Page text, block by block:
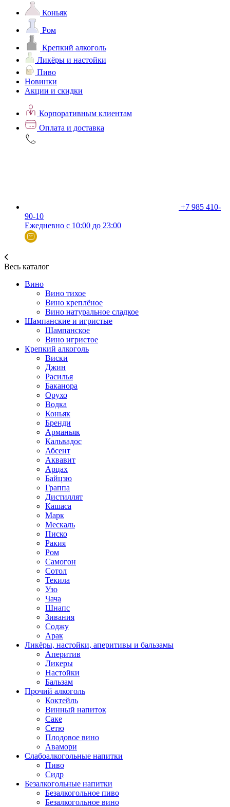
Коньяк
Ром
Крепкий алкоголь
Ликёры и настойки
Пиво
Новинки
Акции и скидки
Корпоративным клиентам
Оплата и доставка
+7 985 410-
90-10
Ежедневно с 10:00 до 23:00
Весь каталог
Вино
Вино тихое
Вино креплёное
Вино натуральное сладкое
Шампанские и игристые
Шампанское
Вино игристое
Крепкий алкоголь
Виски
Джин
Расилья
Баканора
Орухо
Водка
Коньяк
Бренди
Арманьяк
Кальвадос
Абсент
Аквавит
Арцах
Байцзю
Граппа
Дистиллят
Кашаса
Марк
Мескаль
Писко
Ракия
Ром
Самогон
Сотол
Текила
Узо
Чача
Шнапс
Зивания
Соджу
Арак
Ликёры, настойки, аперитивы и бальзамы
Аперитив
Ликеры
Настойки
Бальзам
Прочий алкоголь
Коктейль
Винный напиток
Саке
Сетю
Плодовое вино
Авамори
Слабоалкогольные напитки
Пиво
Сидр
Безалкогольные напитки
Безалкогольное пиво
Безалкогольное вино